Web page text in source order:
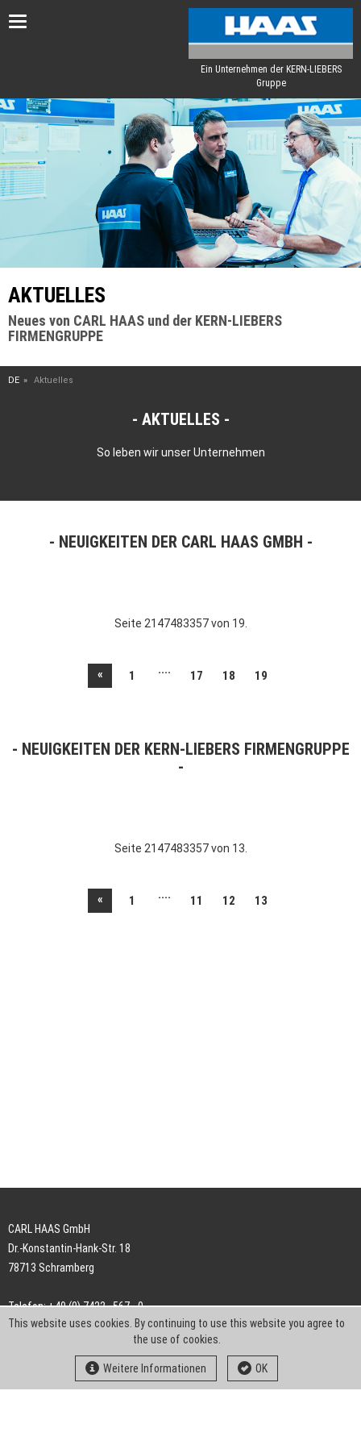
Toggle
Ein Unternehmen der KERN-LIEBERS
Gruppe
AKTUELLES
Neues von CARL HAAS und der KERN-LIEBERS
FIRMENGRUPPE
DE Aktuelles
AKTUELLES
So leben wir unser Unternehmen
NEUIGKEITEN DER CARL HAAS GMBH
Seite 2147483357 von 19.
« 1 .... 17 18 19
NEUIGKEITEN DER KERN-LIEBERS FIRMENGRUPPE
Seite 2147483357 von 13.
« 1 .... 11 12 13
CARL HAAS GmbH
Dr.-Konstantin-Hank-Str. 18
78713 Schramberg
Telefon: +49 (0) 7422 . 567 - 0
Telefax: +49 (0) 7422 . 567 - 239
info-ch@kern-liebers.com
This website uses cookies. By continuing to use this website you agree to
the use of cookies.
Weitere Informationen OK